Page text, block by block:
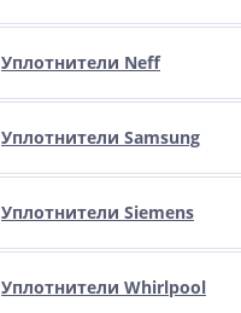
Уплотнители Neff
Уплотнители Samsung
Уплотнители Siemens
Уплотнители Whirlpool